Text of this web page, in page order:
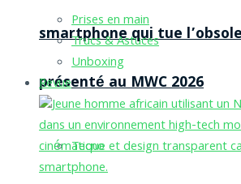
smartphone qui tue
présenté au MWC 2026
Tecno
Prises en main
Trucs & Astuces
Unboxing
Revue